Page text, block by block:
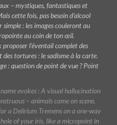
– mystiques, fantastiques et
cette fois, pas besoin d’alcool
: les images couleront au
au coin de ton œil.
l’éventail complet des
des tortures : le sadisme à la carte.
: question de point de vue ? Point
evokes : A visual hallucination
– animals come on scene.
a Delirium Tremens on a one-way
of your iris, like a micropoint in